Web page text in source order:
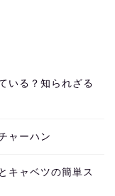
いる？知られざる
ャーハン
キャベツの簡単ス